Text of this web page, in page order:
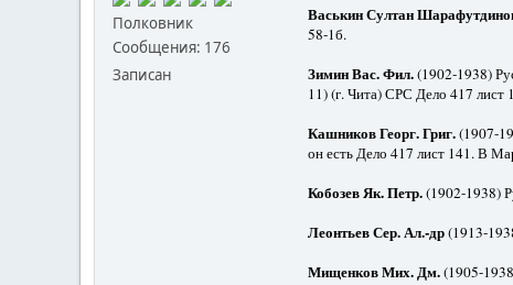
Полковник
Сообщения: 176
Записан
Васькин Султан
58-1б.
Зимин Вас. Фил.(1902-1938)
11) (г. Чита) СРС Дело 417 лист
Кашников Георг. Григ.(1907-
он есть Дело 417 лист 141. В
Кобозев Як. Петр.(1902-1938)
Леонтьев Сер. Ал.-др(1913-
Мищенков Мих. Дм.(1905-